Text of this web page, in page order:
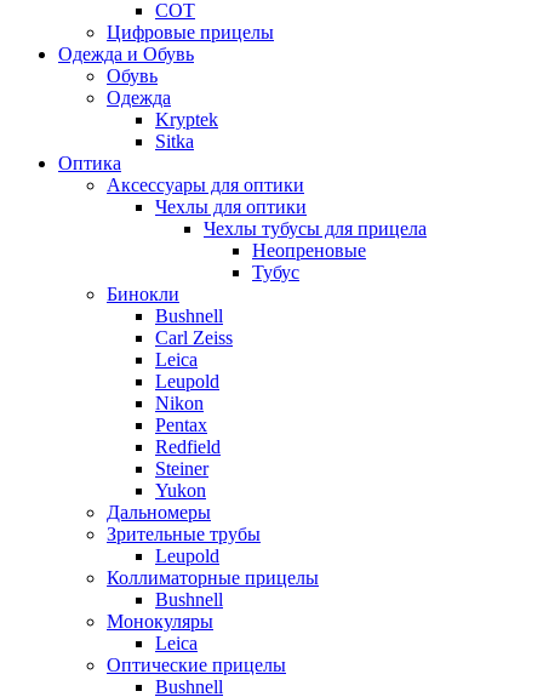
СОТ
Цифровые прицелы
Одежда и Обувь
Обувь
Одежда
Kryptek
Sitka
Оптика
Аксессуары для оптики
Чехлы для оптики
Чехлы тубусы для прицела
Неопреновые
Тубус
Бинокли
Bushnell
Carl Zeiss
Leica
Leupold
Nikon
Pentax
Redfield
Steiner
Yukon
Дальномеры
Зрительные трубы
Leupold
Коллиматорные прицелы
Bushnell
Монокуляры
Leica
Оптические прицелы
Bushnell